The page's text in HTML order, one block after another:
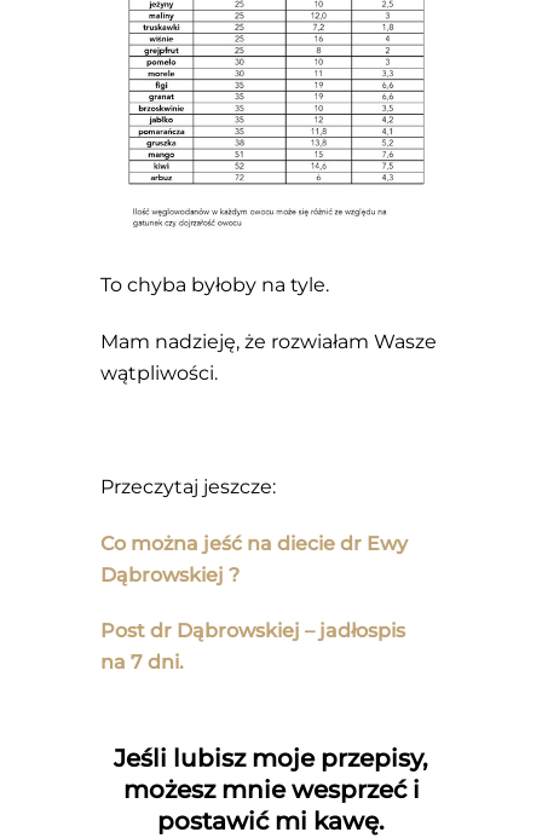
To chyba byłoby na tyle.
Mam nadzieję, że rozwiałam Wasze
wątpliwości.
Przeczytaj jeszcze:
Co można jeść na diecie dr Ewy
Dąbrowskiej ?
Post dr Dąbrowskiej – jadłospis
na 7 dni.
Jeśli lubisz moje przepisy,
możesz mnie wesprzeć i
postawić mi kawę.